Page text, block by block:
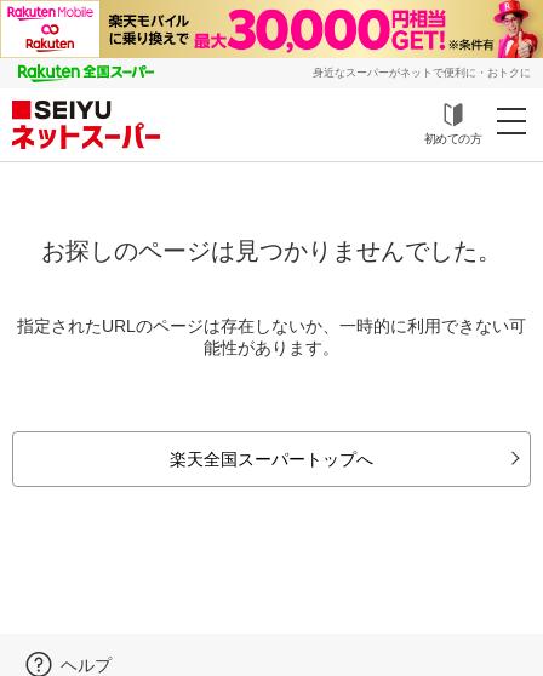
身近なスーパーがネットで便利に・おトクに
初めての方
お探しのページは見つかりませんでした。
指定されたURLのページは存在しないか、一時的に利用できない可
能性があります。
楽天全国スーパートップへ
ヘルプ